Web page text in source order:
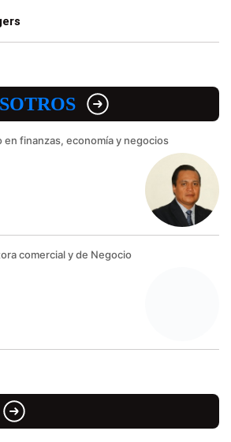
en finanzas, economía y negocios
comercial y de Negocio